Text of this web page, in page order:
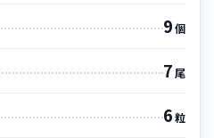
9個
7尾
6粒